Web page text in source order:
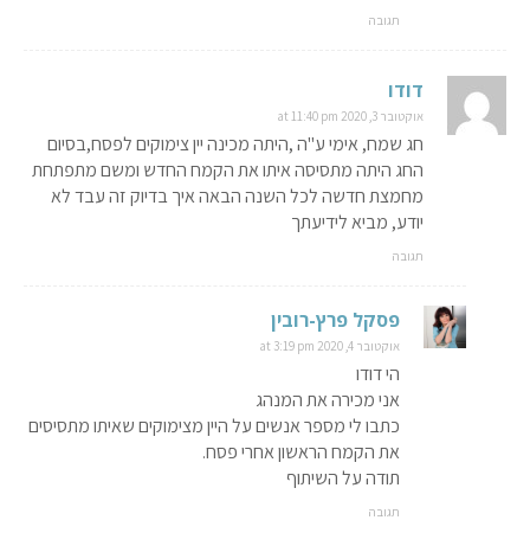
תגובה
דודו
אוקטובר 3, 2020 at 11:40 pm
חג שמח, אימי ע"ה ,היתה מכינה יין צימוקים לפסח,בסיום
החג היתה מתסיסה איתו את הקמח החדש ומשם מתפתחת
מחמצת חדשה לכל השנה הבאה איך בדיוק זה עבד לא
יודע, מביא לידיעתך
תגובה
פסקל פרץ-רובין
אוקטובר 4, 2020 at 3:19 pm
הי דודו
אני מכירה את המנהג
כתבו לי מספר אנשים על היין מצימוקים שאיתו מתסיסים
את הקמח הראשון אחרי פסח.
תודה על השיתוף
תגובה